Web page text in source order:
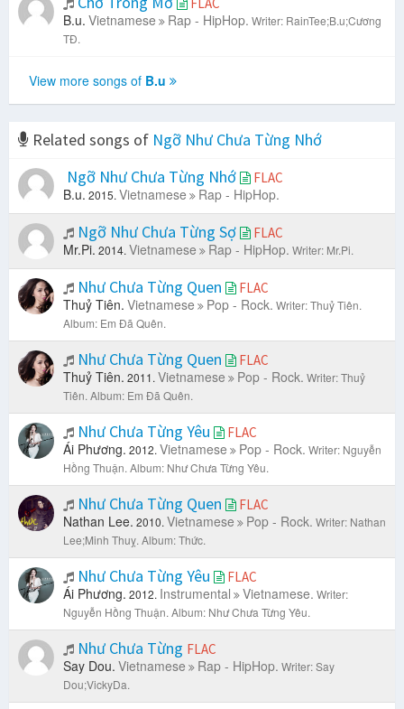
FLAC
B.u. Vietnamese Rap - HipHop. Writer: RainTee;B.u;Cương
TĐ.
View more songs of B.u
Related songs of Ngỡ Như Chưa Từng Nhớ
Ngỡ Như Chưa Từng Nhớ
FLAC
B.u. 2015. Vietnamese Rap - HipHop.
Ngỡ Như Chưa Từng Sợ FLAC
Mr.Pi. 2014. Vietnamese Rap - HipHop. Writer: Mr.Pi.
Như Chưa Từng Quen FLAC
Thuỷ Tiên. Vietnamese Pop - Rock. Writer: Thuỷ Tiên.
Album: Em Đã Quên.
Như Chưa Từng Quen FLAC
Thuỷ Tiên. 2011. Vietnamese Pop - Rock. Writer: Thuỷ
Tiên. Album: Em Đã Quên.
Như Chưa Từng Yêu FLAC
Ái Phương. 2012. Vietnamese Pop - Rock. Writer: Nguyễn
Hồng Thuận. Album: Như Chưa Từng Yêu.
Như Chưa Từng Quen FLAC
Nathan Lee. 2010. Vietnamese Pop - Rock. Writer: Nathan
Lee;Minh Thuỵ. Album: Thức.
Như Chưa Từng Yêu FLAC
Ái Phương. 2012. Instrumental Vietnamese. Writer:
Nguyễn Hồng Thuận. Album: Như Chưa Từng Yêu.
Như Chưa Từng FLAC
Say Dou. Vietnamese Rap - HipHop. Writer: Say
Dou;VickyDa.